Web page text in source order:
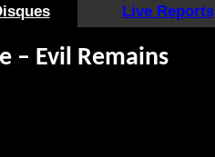
Live Reports
– Evil Remains